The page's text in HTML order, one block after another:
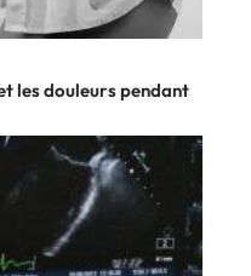
les douleurs pendant